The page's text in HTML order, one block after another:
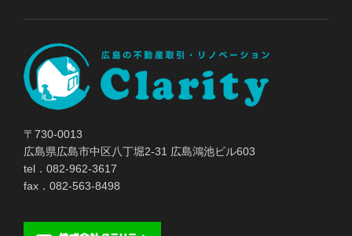
〒730-0013
広島県広島市中区八丁堀2-31 広島鴻池ビル603
tel．082-962-3617
fax．082-563-8498